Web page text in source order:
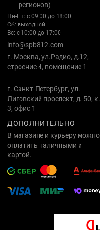
регионов)
Пн-Пт: с 09:00 до 18:00
Сб: выходной
Вс: с 10:00 до 17:00
info@spb812.com
г. Москва, ул.Радио, д.12,
строение 4, помещение 1
г. Санкт-Петербург, ул.
Лиговский проспект, д. 50, к.
3, офис 1
ДОПОЛНИТЕЛЬНО
В магазине и курьеру можно
оплатить наличными и
картой.